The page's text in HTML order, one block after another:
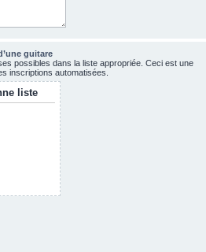
guitare
possibles dans la liste appropriée. Ceci est une
inscriptions automatisées.
liste